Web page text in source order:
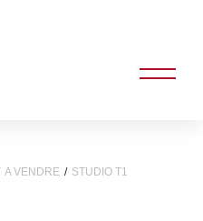
A VENDRE
STUDIO T1